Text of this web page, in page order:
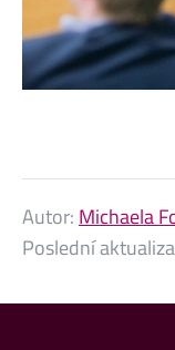
Autor: Michaela
Poslední